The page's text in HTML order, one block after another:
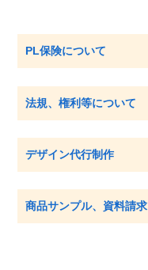
PL保険について
法規、権利等について
デザイン代行制作
商品サンプル、資料請求